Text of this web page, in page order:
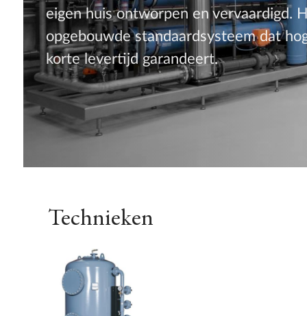
eigen huis ontworpen en vervaardigd.
opgebouwde standaardsysteem dat
korte levertijd garandeert.
Technieken